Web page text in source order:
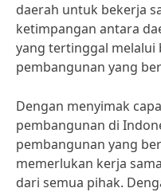
daerah untuk bekerja
ketimpangan antara
yang tertinggal
pembangunan yang
Dengan menyimak
pembangunan di
pembangunan yang
memerlukan kerja
dari semua pihak.